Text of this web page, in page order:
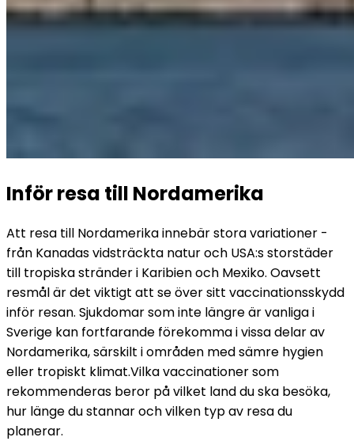
Inför resa till Nordamerika
Att resa till Nordamerika innebär stora variationer -
från Kanadas vidsträckta natur och USA:s storstäder
till tropiska stränder i Karibien och Mexiko. Oavsett
resmål är det viktigt att se över sitt vaccinationsskydd
inför resan. Sjukdomar som inte längre är vanliga i
Sverige kan fortfarande förekomma i vissa delar av
Nordamerika, särskilt i områden med sämre hygien
eller tropiskt klimat.Vilka vaccinationer som
rekommenderas beror på vilket land du ska besöka,
hur länge du stannar och vilken typ av resa du
planerar.